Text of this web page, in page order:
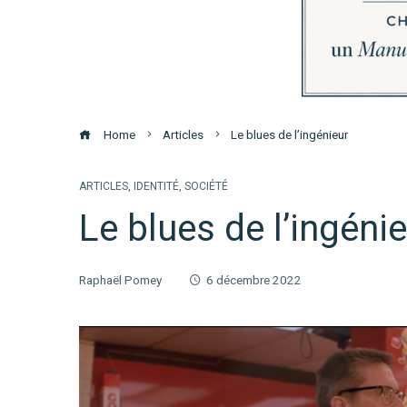
Home Articles Le blues de l’ingénieur
ARTICLES, IDENTITÉ, SOCIÉTÉ
Le blues de
Raphaël Pomey 6 décembre 2022